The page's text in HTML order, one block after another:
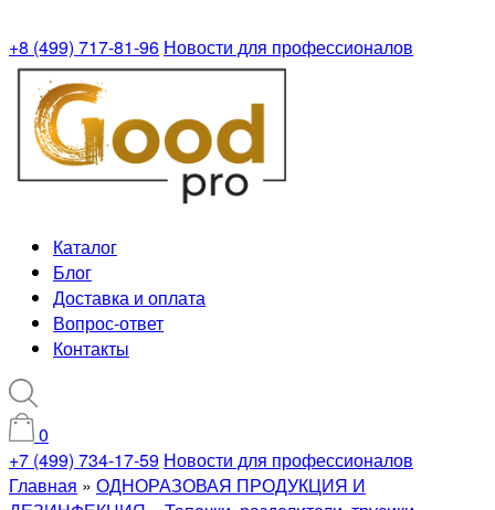
+8 (499) 717-81-96 Новости для профессионалов
Каталог
Блог
Доставка и оплата
Вопрос-ответ
Контакты
0
+7 (499) 734-17-59 Новости для профессионалов
Главная » ОДНОРАЗОВАЯ ПРОДУКЦИЯ И